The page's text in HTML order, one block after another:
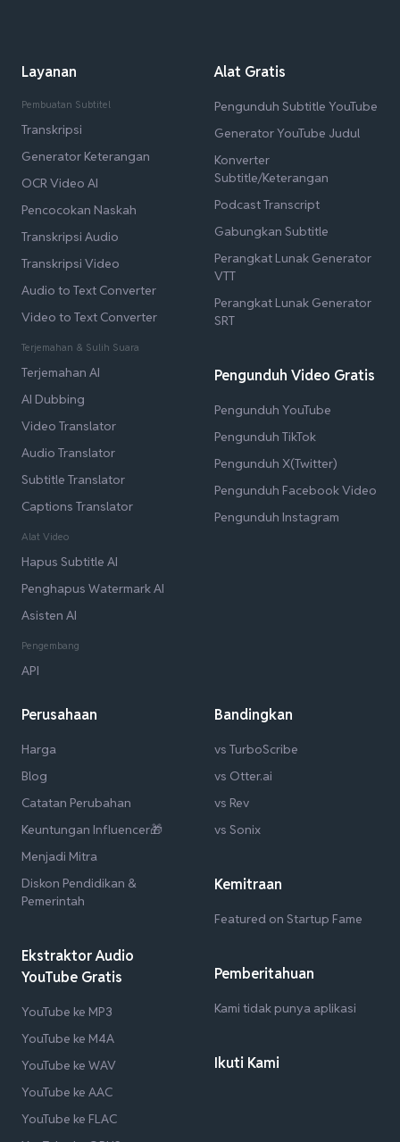
Layanan
Pembuatan Subtitel
Transkripsi
Generator Keterangan
OCR Video AI
Pencocokan Naskah
Transkripsi Audio
Transkripsi Video
Audio to Text Converter
Video to Text Converter
Terjemahan & Sulih Suara
Terjemahan AI
AI Dubbing
Video Translator
Audio Translator
Subtitle Translator
Captions Translator
Alat Video
Hapus Subtitle AI
Penghapus Watermark AI
Asisten AI
Pengembang
API
Alat Gratis
Pengunduh Subtitle YouTube
Generator YouTube Judul
Konverter
Subtitle/Keterangan
Podcast Transcript
Gabungkan Subtitle
Perangkat Lunak Generator
VTT
Perangkat Lunak Generator
SRT
Pengunduh Video Gratis
Pengunduh YouTube
Pengunduh TikTok
Pengunduh X(Twitter)
Pengunduh Facebook Video
Pengunduh Instagram
Perusahaan
Harga
Blog
Catatan Perubahan
Keuntungan Influencer🎁
Menjadi Mitra
Diskon Pendidikan &
Pemerintah
Ekstraktor Audio
YouTube Gratis
YouTube ke MP3
YouTube ke M4A
YouTube ke WAV
YouTube ke AAC
YouTube ke FLAC
Bandingkan
vs TurboScribe
vs Otter.ai
vs Rev
vs Sonix
Kemitraan
Featured on Startup Fame
Pemberitahuan
Kami tidak punya aplikasi
Ikuti Kami